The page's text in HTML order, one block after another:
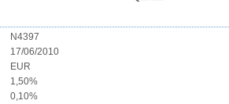
N4397
17/06/2010
EUR
1,50%
0,10%